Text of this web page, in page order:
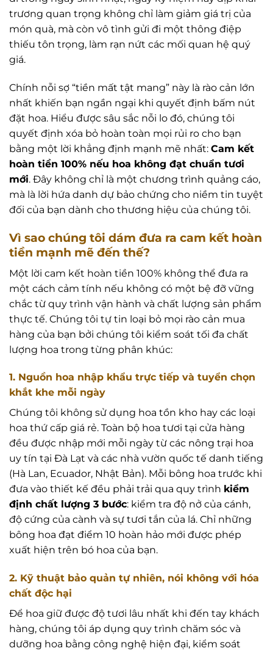
trương quan trọng không chỉ làm giảm giá trị của
món quà, mà còn vô tình gửi đi một thông điệp
thiếu tôn trọng, làm rạn nứt các mối quan hệ quý
giá.
Chính nỗi sợ “tiền mất tật mang” này là rào cản lớn
nhất khiến bạn ngần ngại khi quyết định bấm nút
đặt hoa. Hiểu được sâu sắc nỗi lo đó, chúng tôi
quyết định xóa bỏ hoàn toàn mọi rủi ro cho bạn
bằng một lời khẳng định mạnh mẽ nhất: Cam kết
hoàn tiền 100% nếu hoa không đạt chuẩn tươi
mới. Đây không chỉ là một chương trình quảng cáo,
mà là lời hứa danh dự bảo chứng cho niềm tin tuyệt
đối của bạn dành cho thương hiệu của chúng tôi.
Vì sao chúng tôi dám đưa ra cam kết hoàn
tiền mạnh mẽ đến thế?
Một lời cam kết hoàn tiền 100% không thể đưa ra
một cách cảm tính nếu không có một bệ đỡ vững
chắc từ quy trình vận hành và chất lượng sản phẩm
thực tế. Chúng tôi tự tin loại bỏ mọi rào cản mua
hàng của bạn bởi chúng tôi kiểm soát tối đa chất
lượng hoa trong từng phân khúc:
1. Nguồn hoa nhập khẩu trực tiếp và tuyển chọn
khắt khe mỗi ngày
Chúng tôi không sử dụng hoa tồn kho hay các loại
hoa thứ cấp giá rẻ. Toàn bộ hoa tươi tại cửa hàng
đều được nhập mới mỗi ngày từ các nông trại hoa
uy tín tại Đà Lạt và các nhà vườn quốc tế danh tiếng
(Hà Lan, Ecuador, Nhật Bản). Mỗi bông hoa trước khi
đưa vào thiết kế đều phải trải qua quy trình kiểm
định chất lượng 3 bước: kiểm tra độ nở của cánh,
độ cứng của cành và sự tươi tắn của lá. Chỉ những
bông hoa đạt điểm 10 hoàn hảo mới được phép
xuất hiện trên bó hoa của bạn.
2. Kỹ thuật bảo quản tự nhiên, nói không với hóa
chất độc hại
Để hoa giữ được độ tươi lâu nhất khi đến tay khách
hàng, chúng tôi áp dụng quy trình chăm sóc và
dưỡng hoa bằng công nghệ hiện đại, kiểm soát